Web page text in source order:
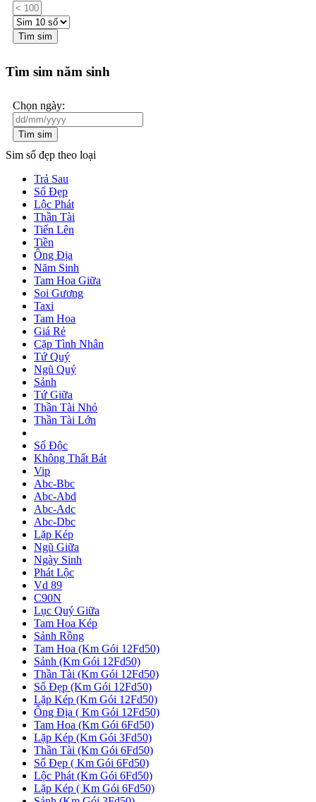
Tìm sim
Tìm sim năm sinh
Chọn ngày:
Tìm sim
Sim số đẹp theo loại
Trả Sau
Số Đẹp
Lộc Phát
Thần Tài
Tiến Lên
Tiền
Ông Địa
Năm Sinh
Tam Hoa Giữa
Soi Gương
Taxi
Tam Hoa
Giá Rẻ
Cặp Tình Nhân
Tứ Quý
Ngũ Quý
Sảnh
Tứ Giữa
Thần Tài Nhỏ
Thần Tài Lớn
Số Độc
Không Thất Bát
Vip
Abc-Bbc
Abc-Abd
Abc-Adc
Abc-Dbc
Lặp Kép
Ngũ Giữa
Ngày Sinh
Phát Lộc
Vd 89
C90N
Lục Quý Giữa
Tam Hoa Kép
Sảnh Rồng
Tam Hoa (Km Gói 12Fd50)
Sảnh (Km Gói 12Fd50)
Thần Tài (Km Gói 12Fd50)
Số Đẹp (Km Gói 12Fd50)
Lặp Kép (Km Gói 12Fd50)
Ông Địa ( Km Gói 12Fd50)
Tam Hoa (Km Gói 6Fd50)
Lặp Kép (Km Gói 3Fd50)
Thần Tài (Km Gói 6Fd50)
Số Đẹp ( Km Gói 6Fd50)
Lộc Phát (Km Gói 6Fd50)
Lặp Kép ( Km Gói 6Fd50)